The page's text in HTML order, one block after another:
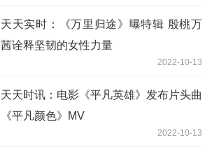
天天实时：《万里归途》曝特辑 殷桃万
茜诠释坚韧的女性力量
2022-10-13
天天时讯：电影《平凡英雄》发布片头曲
《平凡颜色》MV
2022-10-13